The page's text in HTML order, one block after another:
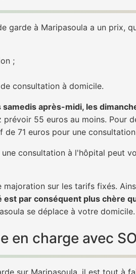
garde à Maripasoula a un
;
consultation à domicile.
samedis après-midi, les
55 euros au moins. Pour
de 71 euros pour une
consultation à l'hôpital peut
sur les tarifs fixés.
est par conséquent plus chère
se déplace à votre
en charge avec
sur Maripasoula, il est tout à